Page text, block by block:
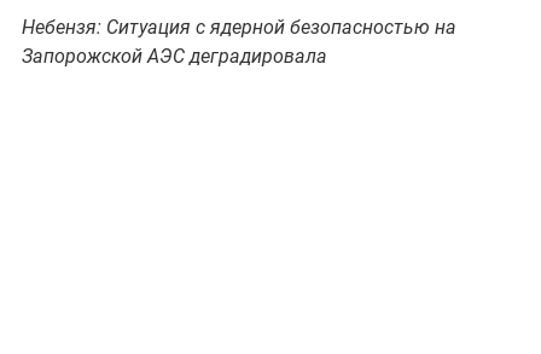
Небензя: Ситуация с ядерной безопасностью на
Запорожской АЭС деградировала